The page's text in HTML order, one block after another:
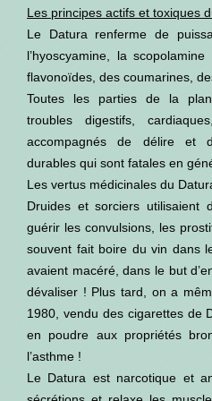
Les principes actifs et toxiques
Le Datura renferme de
l’hyoscyamine, la
flavonoïdes, des coumarines,
Toutes les parties de la
troubles digestifs,
accompagnés de délire et
durables qui sont fatales en
Les vertus médicinales du
Druides et sorciers utilisaient
guérir les convulsions, les
souvent fait boire du vin dans
avaient macéré, dans le but
dévaliser ! Plus tard, on a
1980, vendu des cigarettes de
en poudre aux propriétés
l’asthme !
Le Datura est narcotique et